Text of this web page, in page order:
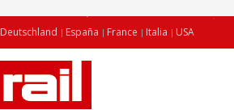
Deutschland España France Italia USA